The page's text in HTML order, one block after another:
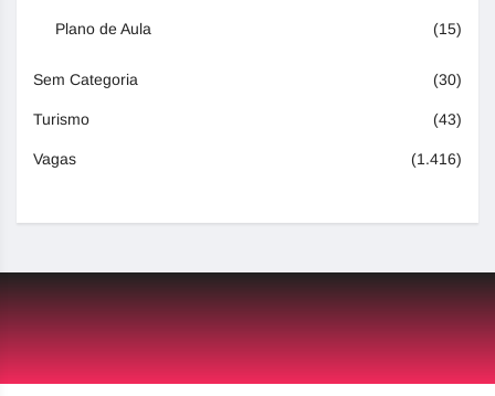
Plano de Aula (15)
Sem Categoria (30)
Turismo (43)
Vagas (1.416)